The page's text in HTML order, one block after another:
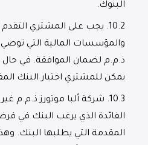
البنوك.
10.2.
يجب على المشتري التقدم
والمؤسسات المالية التي توصي
ذ.م.م لضمان الموافقة. في حال
يمكن للمشتري اختيار البنك
10.3.
شركة ألبا موتورز ذ.م.م
الفائدة الذي يرغب البنك في
المقدمة التي يطلبها البنك.